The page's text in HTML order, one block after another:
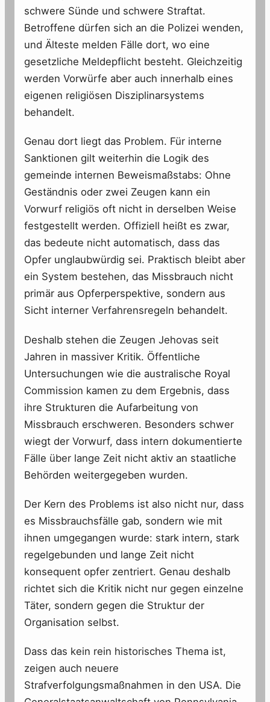
schwere Sünde und schwere Straftat.
Betroffene dürfen sich an die Polizei wenden,
und Älteste melden Fälle dort, wo eine
gesetzliche Meldepflicht besteht. Gleichzeitig
werden Vorwürfe aber auch innerhalb eines
eigenen religiösen Disziplinarsystems
behandelt.
Genau dort liegt das Problem. Für interne
Sanktionen gilt weiterhin die Logik des
gemeinde internen Beweismaßstabs: Ohne
Geständnis oder zwei Zeugen kann ein
Vorwurf religiös oft nicht in derselben Weise
festgestellt werden. Offiziell heißt es zwar,
das bedeute nicht automatisch, dass das
Opfer unglaubwürdig sei. Praktisch bleibt aber
ein System bestehen, das Missbrauch nicht
primär aus Opferperspektive, sondern aus
Sicht interner Verfahrensregeln behandelt.
Deshalb stehen die Zeugen Jehovas seit
Jahren in massiver Kritik. Öffentliche
Untersuchungen wie die australische Royal
Commission kamen zu dem Ergebnis, dass
ihre Strukturen die Aufarbeitung von
Missbrauch erschweren. Besonders schwer
wiegt der Vorwurf, dass intern dokumentierte
Fälle über lange Zeit nicht aktiv an staatliche
Behörden weitergegeben wurden.
Der Kern des Problems ist also nicht nur, dass
es Missbrauchsfälle gab, sondern wie mit
ihnen umgegangen wurde: stark intern, stark
regelgebunden und lange Zeit nicht
konsequent opfer zentriert. Genau deshalb
richtet sich die Kritik nicht nur gegen einzelne
Täter, sondern gegen die Struktur der
Organisation selbst.
Dass das kein rein historisches Thema ist,
zeigen auch neuere
Strafverfolgungsmaßnahmen in den USA. Die